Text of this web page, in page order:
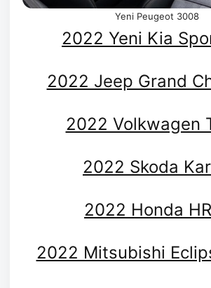
Yeni Peugeot 3008
2022 Yeni Kia
2022 Jeep Grand
2022 Volkwagen
2022 Skoda
2022 Honda
2022 Mitsubishi